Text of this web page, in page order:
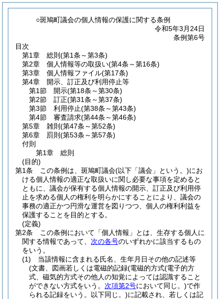
○斑鳩町議会の個人情報の保護に関する条例
令和5年3月24日
条例第6号
目次
第1章
総則 (第1条～第3条)
第2章
個人情報等の取扱い(第4条～第16条)
第3章
個人情報ファイル(第17条)
第4章
開示、訂正及び利用停止等
第1節
開示(第18条～第30条)
第2節
訂正(第31条～第37条)
第3節
利用停止(第38条～第43条)
第4節
審査請求(第44条～第46条)
第5章
雑則 (第47条～第52条)
第6章
罰則 (第53条～第57条)
付則
第1章
総則
(目的)
第1条
この条例は、斑鳩町議会(以下「議会」という。)にお
ける個人情報の適正な取扱いに関し必要な事項を定めると
ともに、議会が保有する個人情報の開示、訂正及び利用停
止を求める個人の権利を明らかにすることにより、議会の
事務の適正かつ円滑な運営を図りつつ、個人の権利利益を
保護することを目的とする。
(定義)
第2条
この条例において「個人情報」とは、生存する個人に
関する情報であって、 次の各号のいずれかに該当するもの
をいう。
(1)
当該情報に含まれる氏名、生年月日その他の記述等
(文書、図画若しくは電磁的記録(電磁的方式(電子的方
式、磁気的方式その他人の知覚によっては認識すること
ができない方式をいう。 次項第2号において同じ。)で作
られる記録をいう。以下同じ。)に記載され、若しくは記